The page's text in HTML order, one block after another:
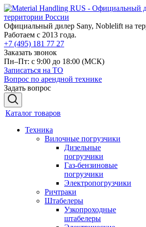
Официальный дилер Sany, Noblelift на
Работаем с 2013 года.
+7 (495) 181 77 27
Заказать звонок
Пн–Пт: с 9:00 до 18:00 (МСК)
Записаться на ТО
Вопрос по арендной технике
Задать вопрос
Каталог товаров
Техника
Вилочные погрузчики
Дизельные
погрузчики
Газ-бензиновые
погрузчики
Электропогрузчики
Ричтраки
Штабелеры
Узкопроходные
штабелеры